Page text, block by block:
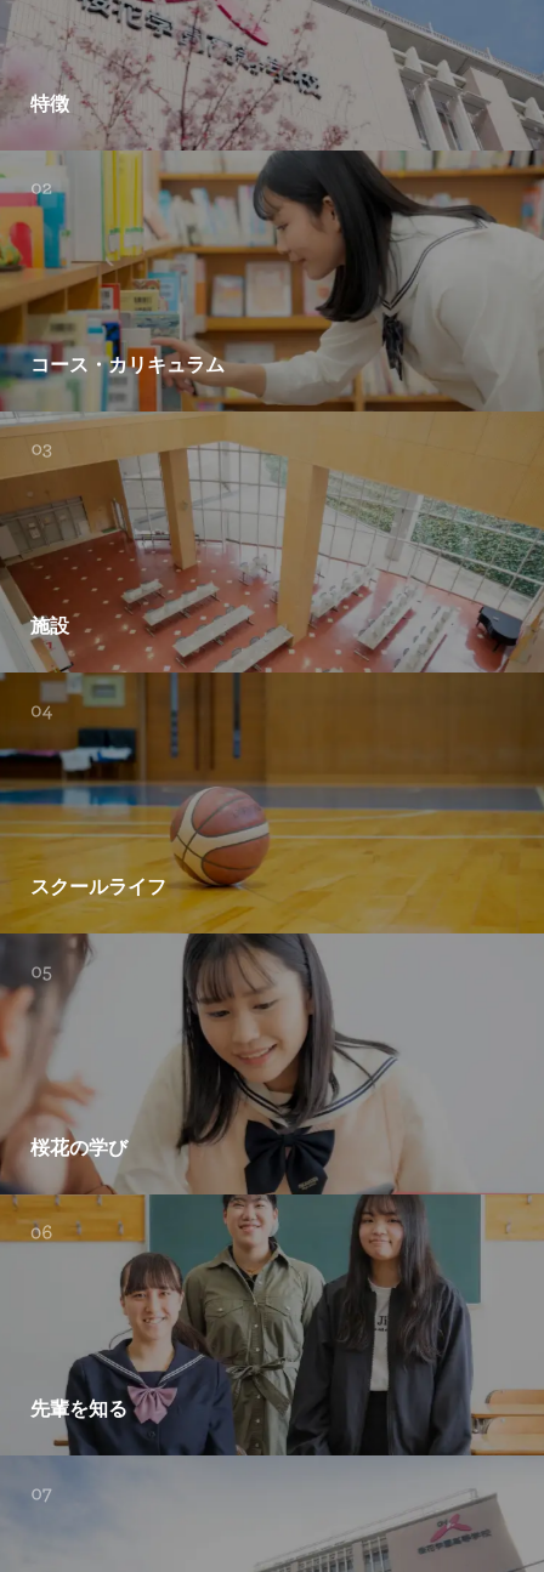
特徴
コース・カリキュラム
施設
スクールライフ
桜花の学び
先輩を知る